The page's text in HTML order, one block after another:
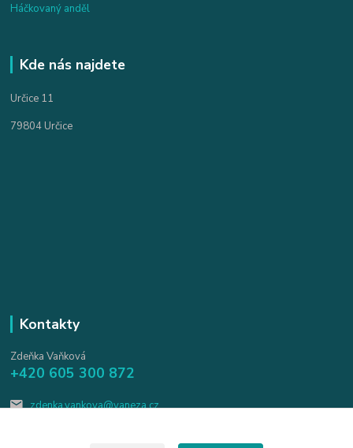
Háčkovaný anděl
Kde nás najdete
Určice 11
79804 Určice
Kontakty
Zdeňka Vaňková
+420 605 300 872
zdenka.vankova@vaneza.cz